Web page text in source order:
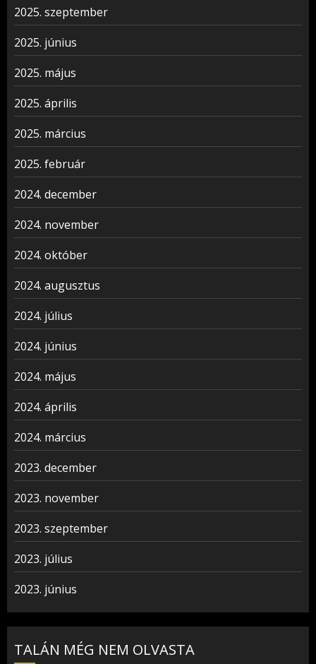
2025. szeptember
2025. június
2025. május
2025. április
2025. március
2025. február
2024. december
2024. november
2024. október
2024. augusztus
2024. július
2024. június
2024. május
2024. április
2024. március
2023. december
2023. november
2023. szeptember
2023. július
2023. június
TALÁN MÉG NEM OLVASTA